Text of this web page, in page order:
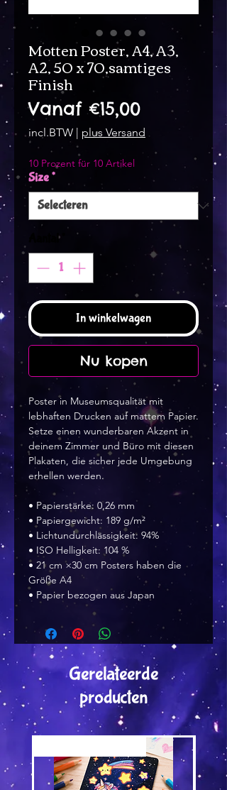
Motten Poster, A4, A3,
A2, 50 x 70,samtiges
Finish
Vanaf€15,00
incl.BTW | plus Versand
10 Prozent für 10 Artikel
Size*
In winkelwagen
Nu kopen
Poster in Museumsqualität mit
lebhaften Drucken auf mattem Papier.
Setze einen wunderbaren Akzent in
deinem Zimmer und Büro mit diesen
Plakaten, die sicher jede Umgebung
erhellen werden.
• Papierstärke: 0,26 mm
• Papiergewicht: 189 g/m²
• Lichtundurchlässigkeit: 94%
• ISO Helligkeit: 104 %
• 21 cm ×30 cm Posters haben die
Größe A4
• Papier bezogen aus Japan
Gerelateerde
producten